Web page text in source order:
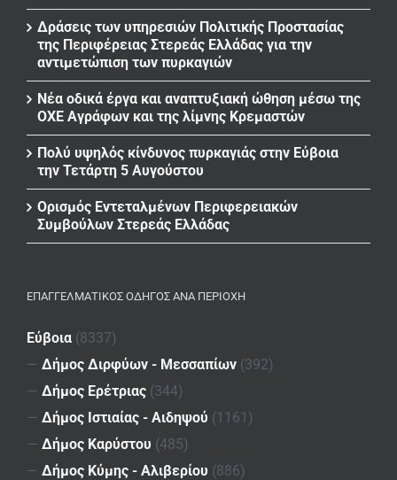
Δράσεις των υπηρεσιών Πολιτικής Προστασίας
της Περιφέρειας Στερεάς Ελλάδας για την
αντιμετώπιση των πυρκαγιών
Νέα οδικά έργα και αναπτυξιακή ώθηση μέσω της
ΟΧΕ Αγράφων και της λίμνης Κρεμαστών
Πολύ υψηλός κίνδυνος πυρκαγιάς στην Εύβοια
την Τετάρτη 5 Αυγούστου
Ορισμός Εντεταλμένων Περιφερειακών
Συμβούλων Στερεάς Ελλάδας
ΕΠΑΓΓΕΛΜΑΤΙΚΌΣ ΟΔΗΓΌΣ ΑΝΆ ΠΕΡΙΟΧΉ
Εύβοια (8337)
— Δήμος Διρφύων - Μεσσαπίων (392)
— Δήμος Ερέτριας (344)
— Δήμος Ιστιαίας - Αιδηψού (1161)
— Δήμος Καρύστου (485)
— Δήμος Κύμης - Αλιβερίου (886)